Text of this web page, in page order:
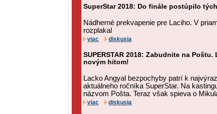
SuperStar 2018: Do finále postúpilo
Nádherné prekvapenie pre Laciho. V
rozplakal
viac diskusia
SUPERSTAR 2018: Zabudnite na
novým hitom!
Lacko Angyal bezpochyby patrí k
aktuálneho ročníka SuperStar. Na
názvom Pošta. Teraz však spieva o
viac diskusia